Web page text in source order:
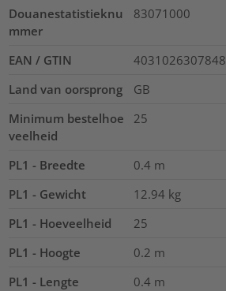
Douanestatistieknu
mmer
83071000
EAN / GTIN
4031026307848
Land van oorsprong
GB
Minimum bestelhoe
veelheid
25
PL1 - Breedte 0.4 m
PL1 - Gewicht
12.94 kg
PL1 - Hoeveelheid
25
PL1 - Hoogte
0.2 m
PL1 - Lengte
0.4 m